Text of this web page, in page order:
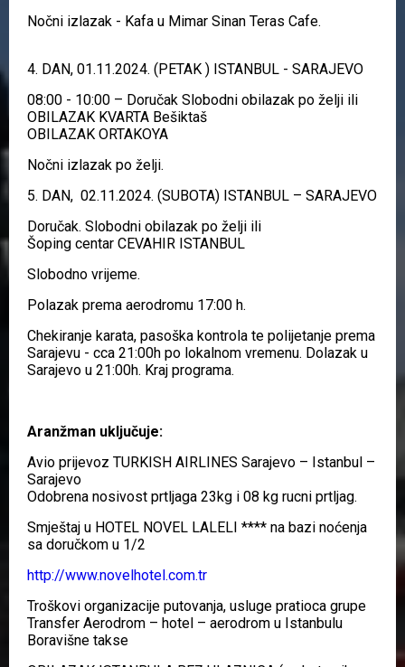
Nočni izlazak - Kafa u Mimar Sinan Teras Cafe.
4. DAN, 01.11.2024. (PETAK ) ISTANBUL - SARAJEVO
08:00 - 10:00 – Doručak Slobodni obilazak po želji ili
OBILAZAK KVARTA Bešiktaš
OBILAZAK ORTAKOYA
Nočni izlazak po želji.
5. DAN, 02.11.2024. (SUBOTA) ISTANBUL – SARAJEVO
Doručak. Slobodni obilazak po želji ili
Šoping centar CEVAHIR ISTANBUL
Slobodno vrijeme.
Polazak prema aerodromu 17:00 h.
Chekiranje karata, pasoška kontrola te polijetanje prema
Sarajevu - cca 21:00h po lokalnom vremenu. Dolazak u
Sarajevo u 21:00h. Kraj programa.
Aranžman uključuje:
Avio prijevoz TURKISH AIRLINES Sarajevo – Istanbul –
Sarajevo
Odobrena nosivost prtljaga 23kg i 08 kg rucni prtljag.
Smještaj u HOTEL NOVEL LALELI **** na bazi noćenja
sa doručkom u 1/2
http://www.novelhotel.com.tr
Troškovi organizacije putovanja, usluge pratioca grupe
Transfer Aerodrom – hotel – aerodrom u Istanbulu
Boravišne takse